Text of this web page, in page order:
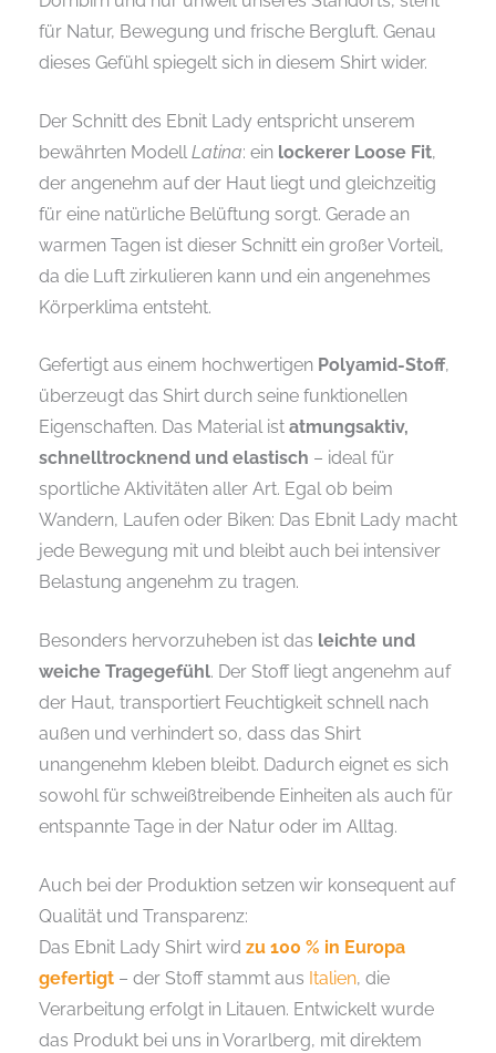
für Natur, Bewegung und frische Bergluft. Genau
dieses Gefühl spiegelt sich in diesem Shirt wider.
Der Schnitt des Ebnit Lady entspricht unserem
bewährten Modell Latina: ein lockerer Loose Fit,
der angenehm auf der Haut liegt und gleichzeitig
für eine natürliche Belüftung sorgt. Gerade an
warmen Tagen ist dieser Schnitt ein großer Vorteil,
da die Luft zirkulieren kann und ein angenehmes
Körperklima entsteht.
Gefertigt aus einem hochwertigen Polyamid-Stoff,
überzeugt das Shirt durch seine funktionellen
Eigenschaften. Das Material ist atmungsaktiv,
schnelltrocknend und elastisch – ideal für
sportliche Aktivitäten aller Art. Egal ob beim
Wandern, Laufen oder Biken: Das Ebnit Lady macht
jede Bewegung mit und bleibt auch bei intensiver
Belastung angenehm zu tragen.
Besonders hervorzuheben ist das leichte und
weiche Tragegefühl. Der Stoff liegt angenehm auf
der Haut, transportiert Feuchtigkeit schnell nach
außen und verhindert so, dass das Shirt
unangenehm kleben bleibt. Dadurch eignet es sich
sowohl für schweißtreibende Einheiten als auch für
entspannte Tage in der Natur oder im Alltag.
Auch bei der Produktion setzen wir konsequent auf
Qualität und Transparenz:
Das Ebnit Lady Shirt wird zu 100 % in Europa
gefertigt – der Stoff stammt aus Italien, die
Verarbeitung erfolgt in Litauen. Entwickelt wurde
das Produkt bei uns in Vorarlberg, mit direktem